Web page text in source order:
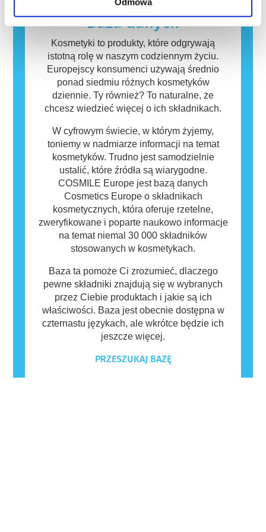
zagrożenia, w tym potencjalne zaburzenia
funkcjonowania układu hormonalnego.
Kosmetyki i produkty do pielęgnacji ciała
mogą zawierać składniki, które dla niektórych
osób mogą okazać się alergizujące. Nie
oznacza to jednak, że produkt nie jest
bezpieczny dla innych.
Baza danych
Kosmetyki to produkty, które odgrywają
istotną rolę w naszym codziennym życiu.
Europejscy konsumenci używają średnio
ponad siedmiu różnych kosmetyków
dziennie. Ty również? To naturalne, że
chcesz wiedzieć więcej o ich składnikach.
W cyfrowym świecie, w którym żyjemy,
toniemy w nadmiarze informacji na temat
kosmetyków. Trudno jest samodzielnie
ustalić, które źródła są wiarygodne.
COSMILE Europe jest bazą danych
Cosmetics Europe o składnikach
kosmetycznych, która oferuje rzetelne,
zweryfikowane i poparte naukowo informacje
na temat niemal 30 000 składników
stosowanych w kosmetykach.
Baza ta pomoże Ci zrozumieć, dlaczego
pewne składniki znajdują się w wybranych
przez Ciebie produktach i jakie są ich
właściwości. Baza jest obecnie dostępna w
czternastu językach, ale wkrótce będzie ich
jeszcze więcej.
PRZESZUKAJ BAZĘ